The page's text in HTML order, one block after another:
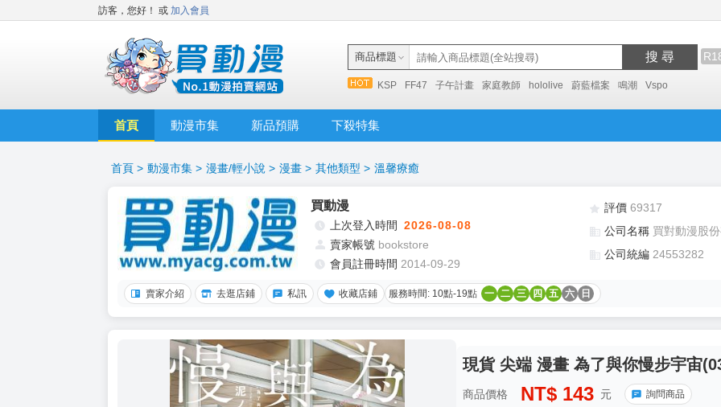
訪客，您好！ 或 加入會員
商品標題 搜 尋
KSP FF47 子午計畫 家庭教師 hololive 蔚藍檔案 鳴潮 Vspo
首頁 動漫市集 新品預購 下殺特集
首頁 > 動漫市集 > 漫畫/輕小說 > 漫畫 > 其他類型 > 溫馨療癒
買動漫
上次登入時間 2026-08-08
賣家帳號 bookstore
會員註冊時間 2014-09-29
評價 69317
公司名稱 買對動漫股
公司統編 24553282
賣家介紹 去逛店鋪 私訊 收藏店鋪 服務時間: 10點-19點 一 二 三 四 五 六 日
現貨 尖端 漫畫 為了與你慢步宇宙
商品價格 NT$ 143 元 詢問商品